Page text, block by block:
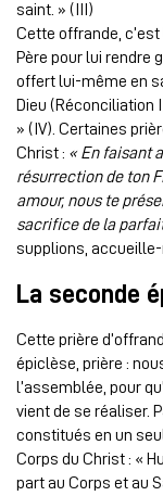
saint. » (III)
Cette offrande,
Père pour lui rendre
offert lui-même en
Dieu (Réconciliation
» (IV). Certaines
Christ : « En faisant
résurrection de ton
amour, nous te
sacrifice de la
supplions,
La seconde
Cette prière
épiclèse, prière :
l’assemblée, pour
vient de se réaliser.
constitués en un
Corps du Christ : «
part au Corps et au